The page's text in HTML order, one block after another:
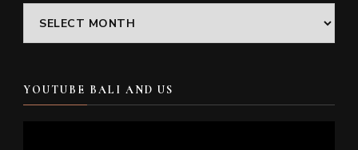
Archives
YOUTUBE BALI AND US